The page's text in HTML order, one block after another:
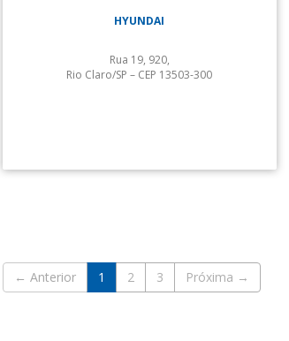
HYUNDAI
Rua 19, 920,
Rio Claro/SP – CEP 13503-300
← Anterior 1 2 3 Próxima →